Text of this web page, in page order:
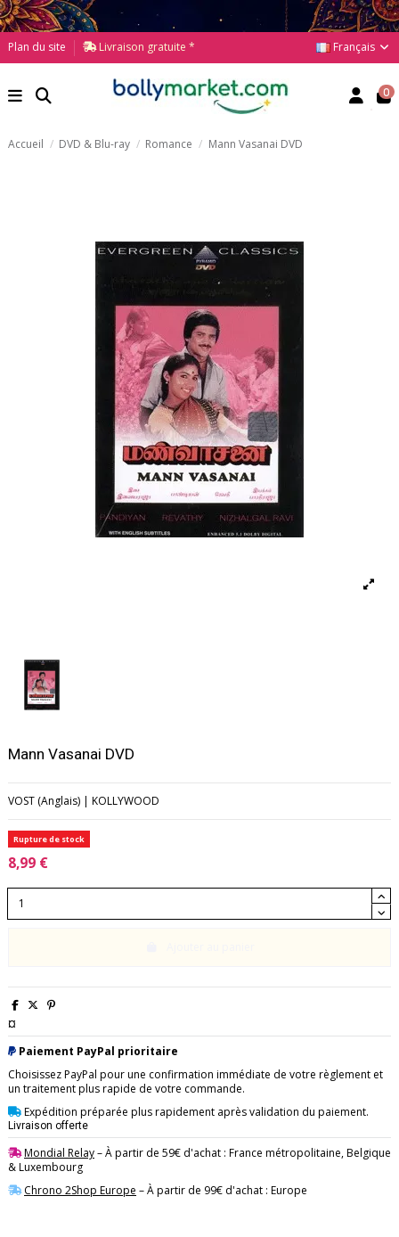
Plan du site Livraison gratuite * Français
0
Accueil DVD & Blu-ray Romance Mann Vasanai DVD
Mann Vasanai DVD
VOST (Anglais) | KOLLYWOOD
Rupture de stock
8,99 €
¤
Paiement PayPal prioritaire
Choisissez PayPal pour une confirmation immédiate de votre règlement et
un traitement plus rapide de votre commande.
Expédition préparée plus rapidement après validation du paiement.
Livraison offerte
Mondial Relay– À partir de 59€ d'achat : France métropolitaine, Belgique
& Luxembourg
Chrono 2Shop Europe – À partir de 99€ d'achat : Europe